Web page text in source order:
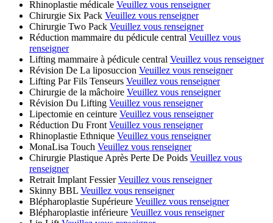
Rhinoplastie médicale Veuillez vous renseigner
Chirurgie Six Pack Veuillez vous renseigner
Chirurgie Two Pack Veuillez vous renseigner
Réduction mammaire du pédicule central Veuillez vous
renseigner
Lifting mammaire à pédicule central Veuillez vous renseigner
Révision De La liposuccion Veuillez vous renseigner
Lifting Par Fils Tenseurs Veuillez vous renseigner
Chirurgie de la mâchoire Veuillez vous renseigner
Révision Du Lifting Veuillez vous renseigner
Lipectomie en ceinture Veuillez vous renseigner
Réduction Du Front Veuillez vous renseigner
Rhinoplastie Ethnique Veuillez vous renseigner
MonaLisa Touch Veuillez vous renseigner
Chirurgie Plastique Après Perte De Poids Veuillez vous
renseigner
Retrait Implant Fessier Veuillez vous renseigner
Skinny BBL Veuillez vous renseigner
Blépharoplastie Supérieure Veuillez vous renseigner
Blépharoplastie inférieure Veuillez vous renseigner